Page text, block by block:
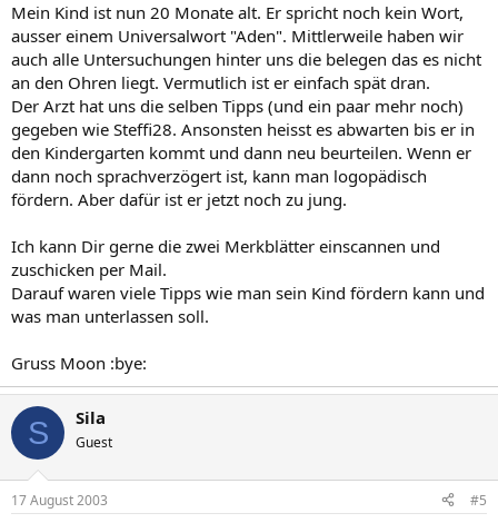
Mein Kind ist nun 20 Monate alt. Er spricht noch kein Wort,
ausser einem Universalwort "Aden". Mittlerweile haben wir
auch alle Untersuchungen hinter uns die belegen das es nicht
an den Ohren liegt. Vermutlich ist er einfach spät dran.
Der Arzt hat uns die selben Tipps (und ein paar mehr noch)
gegeben wie Steffi28. Ansonsten heisst es abwarten bis er in
den Kindergarten kommt und dann neu beurteilen. Wenn er
dann noch sprachverzögert ist, kann man logopädisch
fördern. Aber dafür ist er jetzt noch zu jung.
Ich kann Dir gerne die zwei Merkblätter einscannen und
zuschicken per Mail.
Darauf waren viele Tipps wie man sein Kind fördern kann und
was man unterlassen soll.
Gruss Moon :bye:
S Sila
Guest
17 August 2003 #5